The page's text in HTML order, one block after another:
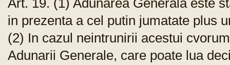
Art. 19. (1) Adunarea Generala este
in prezenta a cel putin jumatate plus
(2) In cazul neintrunirii acestui
Adunarii Generale, care poate lua